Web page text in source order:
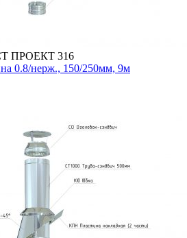
ПРОЕКТ 316
0.8/нерж., 150/250мм, 9м